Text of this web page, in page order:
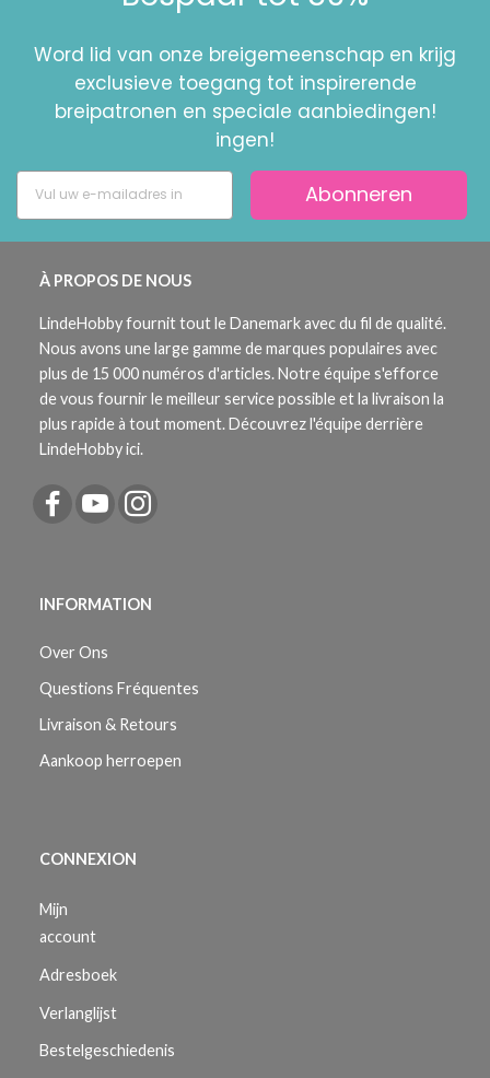
Word lid van onze breigemeenschap en krijg
exclusieve toegang tot inspirerende
breipatronen en speciale aanbiedingen!
ingen!
Abonneren
À PROPOS DE NOUS
LindeHobby fournit tout le Danemark avec du fil de qualité.
Nous avons une large gamme de marques populaires avec
plus de 15 000 numéros d'articles. Notre équipe s'efforce
de vous fournir le meilleur service possible et la livraison la
plus rapide à tout moment. Découvrez l'équipe derrière
LindeHobby ici.
INFORMATION
Over Ons
Questions Fréquentes
Livraison & Retours
Aankoop herroepen
CONNEXION
Mijn
account
Adresboek
Verlanglijst
Bestelgeschiedenis